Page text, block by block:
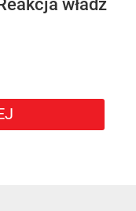
władz